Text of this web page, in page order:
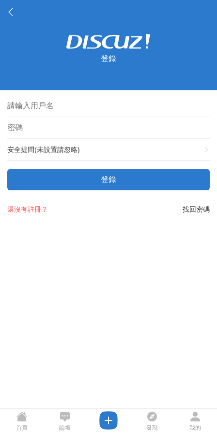
登錄
安全提問(未設置請忽略)
登錄
找回密碼
還沒有註冊？
首頁 論壇 發現 我的